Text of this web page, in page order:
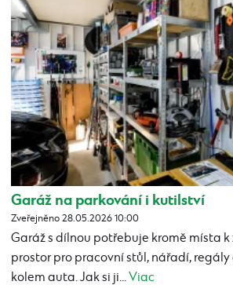
Garáž na parkování i kutilství
Zveřejněno 28.05.2026 10:00
Garáž s dílnou potřebuje kromě místa
prostor pro pracovní stůl, nářadí,
kolem auta. Jak si ji...Viac